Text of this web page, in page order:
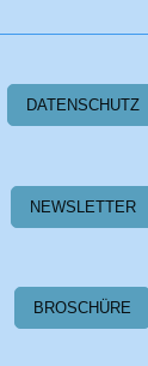
DATENSCHUTZ
NEWSLETTER
BROSCHÜRE